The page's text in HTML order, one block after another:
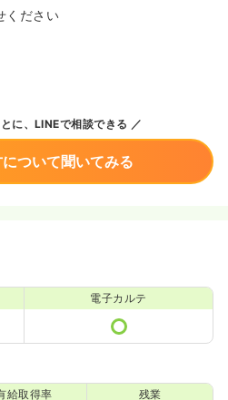
ください
に、LINEで相談できる
ついて聞いてみる
電子カルテ
給取得率 残業